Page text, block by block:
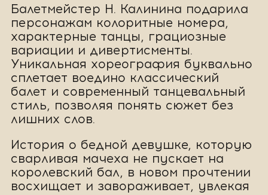
Балетмейстер Н. Калинина подарила
персонажам колоритные номера,
характерные танцы, грациозные
вариации и дивертисменты.
Уникальная хореография буквально
сплетает воедино классический
балет и современный танцевальный
стиль, позволяя понять сюжет без
лишних слов.
История о бедной девушке, которую
сварливая мачеха не пускает на
королевский бал, в новом прочтении
восхищает и завораживает, увлекая